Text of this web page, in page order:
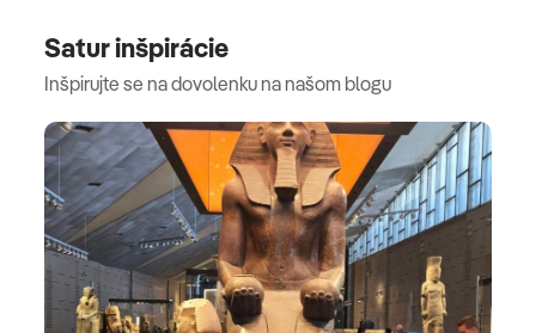
Satur inšpirácie
Inšpirujte se na dovolenku na našom blogu